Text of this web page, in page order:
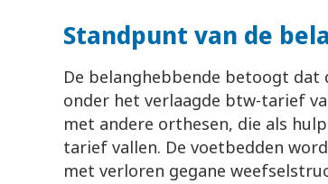
Standpunt van de
De belanghebbende betoogt
onder het verlaagde btw-tarief
met andere orthesen, die als
tarief vallen. De voetbedden
met verloren gegane